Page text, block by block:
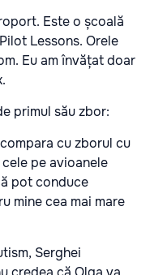
Este o școală
Lessons. Orele
Eu am învățat doar
primul său zbor:
cu zborul cu
pe avioanele
pot conduce
mine cea mai mare
Serghei